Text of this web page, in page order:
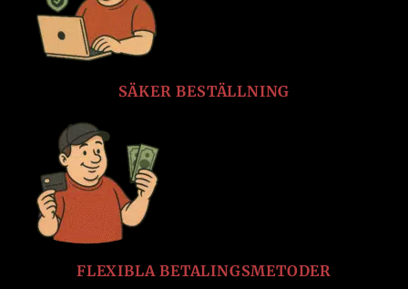
SÄKER BESTÄLLNING
FLEXIBLA BETALINGSMETODER